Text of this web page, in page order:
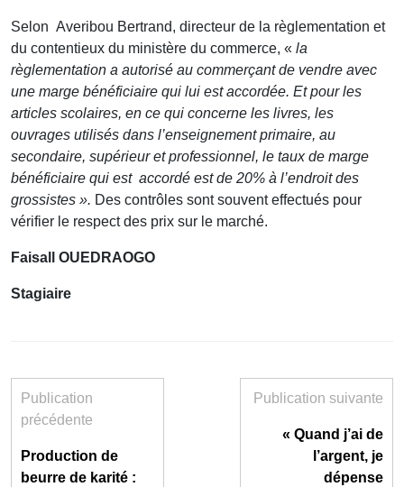
Selon Averibou Bertrand, directeur de la règlementation et
du contentieux du ministère du commerce, « la
règlementation a autorisé au commerçant de vendre avec
une marge bénéficiaire qui lui est accordée. Et pour les
articles scolaires, en ce qui concerne les livres, les
ouvrages utilisés dans l’enseignement primaire, au
secondaire, supérieur et professionnel, le taux de marge
bénéficiaire qui est accordé est de 20% à l’endroit des
grossistes ». Des contrôles sont souvent effectués pour
vérifier le respect des prix sur le marché.
Faisall OUEDRAOGO
Stagiaire
Publication
précédente
Production de
beurre de karité :
Publication suivante
« Quand j’ai de
l’argent, je
dépense